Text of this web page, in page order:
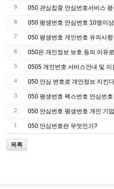
9 050 관심집중 안심번호서비스
8 050 평생번호 안심번호 10명이
7 050 평생번호 개인번호 유의사항
6 050은 개인정보 보호 등의 이유
5 0505 개인번호 서비스안내 및 이
4 050 안심 번호로 개인정보 지킨다
3 050 평생번호 팩스번호 안심번호
2 050 안심번호 평생번호 개인 기
1 050 안심번호란 무엇인가?
목록